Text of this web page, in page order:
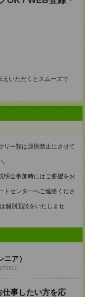
えいただくとスムーズで
リー類は原則禁止にさせて
明会参加時にはご要望をお
トセンターへご連絡くださ
個別面談をいたしませ
ア）
事したい方を応